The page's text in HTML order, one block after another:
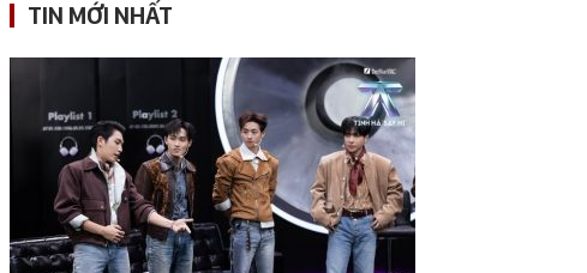
TIN MỚI NHẤT